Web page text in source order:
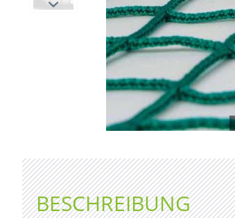
BESCHREIBUNG